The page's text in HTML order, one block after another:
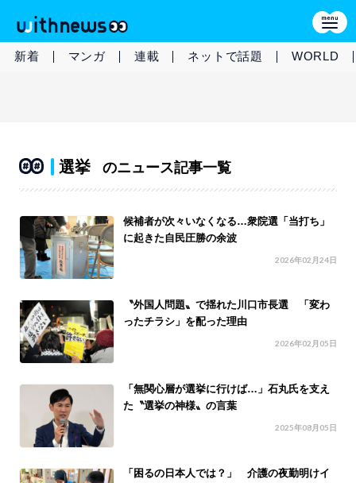
新着 マンガ 連載 ネットで話題 WORLD
選挙 のニュース記事一覧
候補者が次々いなくなる…衆院選「当打ち」
に起きた自民圧勝の余波
2026年02月24日
〝外国人問題〟で揺れた川口市長選 「変わ
ったチラシ」を配った理由
2026年02月05日
「無関心層が選挙に行けば…」石丸氏を支え
た〝選挙の神様〟の言葉
2025年08月05日
「困るの日本人では？」 介護の夜勤明けイ